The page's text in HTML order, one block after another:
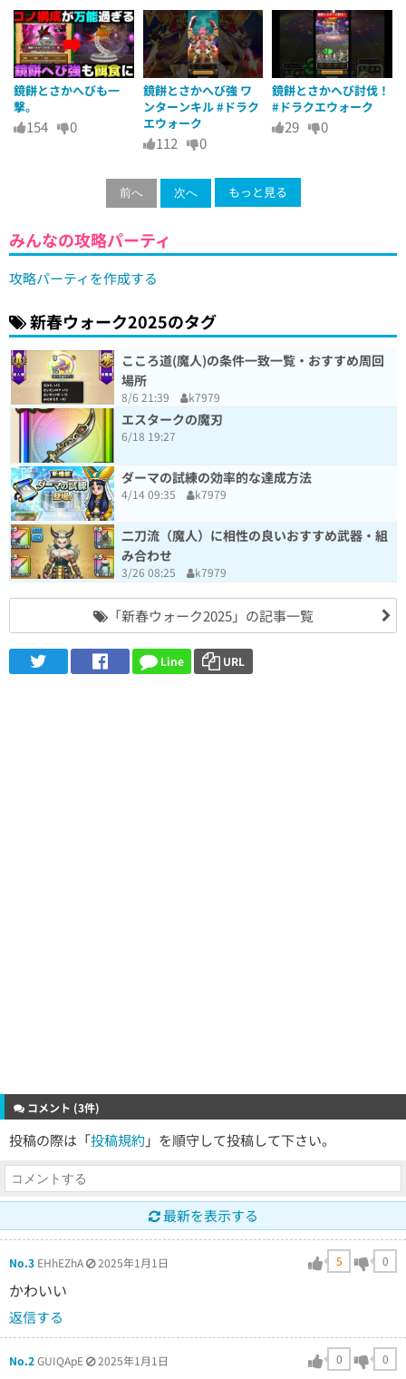
鏡餅とさかへびも一
撃。
154 0
鏡餅とさかへび強 ワ
ンターンキル #ドラク
エウォーク
112 0
鏡餅とさかへび討伐！
#ドラクエウォーク
29 0
前へ 次へ もっと見る
みんなの攻略パーティ
攻略パーティを作成する
新春ウォーク2025のタグ
こころ道(魔人)の条件一致一覧・おすすめ周回
場所
8/6 21:39 k7979
エスタークの魔刃
6/18 19:27
ダーマの試練の効率的な達成方法
4/14 09:35 k7979
二刀流（魔人）に相性の良いおすすめ武器・組
み合わせ
3/26 08:25 k7979
「新春ウォーク2025」の記事一覧
Line URL
コメント (3件)
投稿の際は「投稿規約 」を順守して投稿して下さい。
最新を表示する
No.3 EHhEZhA 2025年1月1日 5 0
かわいい
返信する
No.2GUIQApE 2025年1月1日 0 0